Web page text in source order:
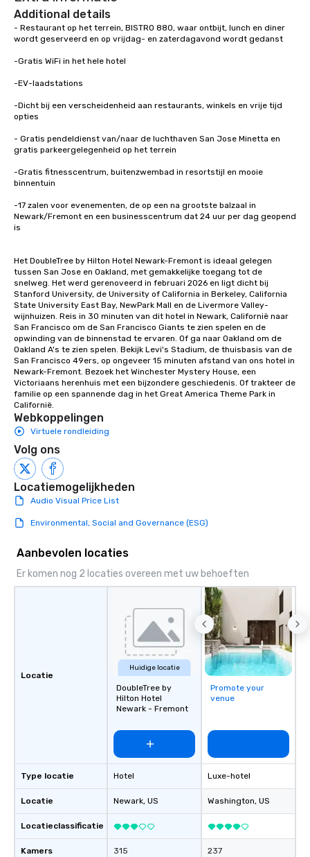
Additional details
- Restaurant op het terrein, BISTRO 880, waar ontbijt, lunch en diner
wordt geserveerd en op vrijdag- en zaterdagavond wordt gedanst
-Gratis WiFi in het hele hotel
-EV-laadstations
-Dicht bij een verscheidenheid aan restaurants, winkels en vrije tijd
opties
- Gratis pendeldienst van/naar de luchthaven San Jose Minetta en
gratis parkeergelegenheid op het terrein
-Gratis fitnesscentrum, buitenzwembad in resortstijl en mooie
binnentuin
-17 zalen voor evenementen, de op een na grootste balzaal in
Newark/Fremont en een businesscentrum dat 24 uur per dag geopend
is
Het DoubleTree by Hilton Hotel Newark-Fremont is ideaal gelegen
tussen San Jose en Oakland, met gemakkelijke toegang tot de
snelweg. Het werd gerenoveerd in februari 2026 en ligt dicht bij
Stanford University, de University of California in Berkeley, California
State University East Bay, NewPark Mall en de Livermore Valley-
wijnhuizen. Reis in 30 minuten van dit hotel in Newark, Californië naar
San Francisco om de San Francisco Giants te zien spelen en de
opwinding van de binnenstad te ervaren. Of ga naar Oakland om de
Oakland A's te zien spelen. Bekijk Levi's Stadium, de thuisbasis van de
San Francisco 49ers, op ongeveer 15 minuten afstand van ons hotel in
Newark-Fremont. Bezoek het Winchester Mystery House, een
Victoriaans herenhuis met een bijzondere geschiedenis. Of trakteer de
familie op een spannende dag in het Great America Theme Park in
Californië.
Webkoppelingen
Virtuele rondleiding
Volg ons
Locatiemogelijkheden
Audio Visual Price List
Environmental, Social and Governance (ESG)
Aanbevolen locaties
Er komen nog 2 locaties overeen met uw behoeften
Locatie
Type locatie
Locatie
Locatieclassificatie
Kamers
Huidige locatie
DoubleTree by
Hilton Hotel
Newark - Fremont
Hotel
Newark, US
315
Promote your
venue
Luxe-hotel
Washington, US
237